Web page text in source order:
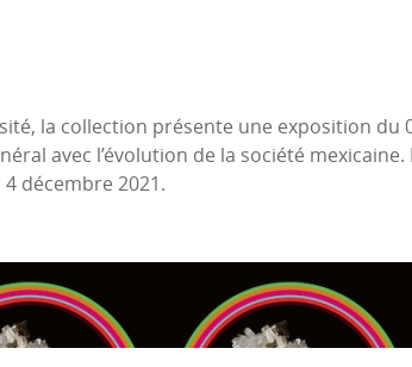
la collection présente une exposition du
avec l’évolution de la société
décembre 2021.